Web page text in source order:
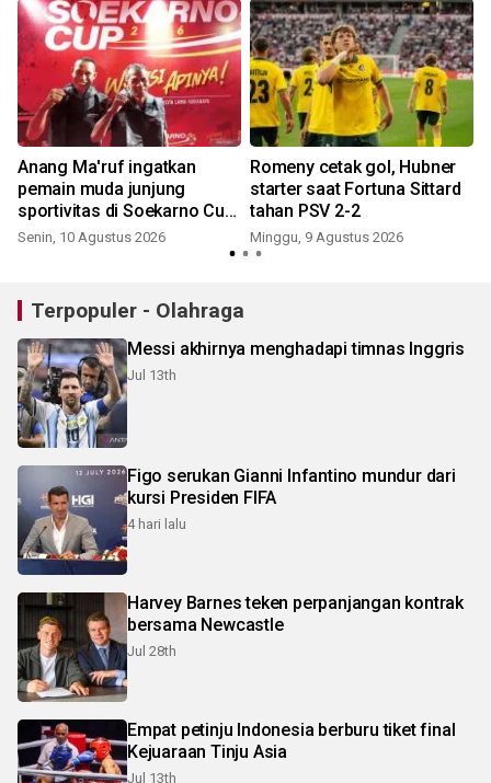
Anang Ma'ruf ingatkan
pemain muda junjung
sportivitas di Soekarno Cup
2026
Senin, 10 Agustus 2026
Romeny cetak gol, Hubner
starter saat Fortuna Sittard
tahan PSV 2-2
Minggu, 9 Agustus 2026
Terpopuler - Olahraga
Messi akhirnya menghadapi timnas Inggris
Jul 13th
Figo serukan Gianni Infantino mundur dari
kursi Presiden FIFA
4 hari lalu
Harvey Barnes teken perpanjangan kontrak
bersama Newcastle
Jul 28th
Empat petinju Indonesia berburu tiket final
Kejuaraan Tinju Asia
Jul 13th